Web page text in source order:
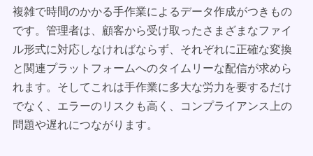
複雑で時間のかかる手作業によるデータ作成がつきもの
です。管理者は、顧客から受け取ったさまざまなファイ
ル形式に対応しなければならず、それぞれに正確な変換
と関連プラットフォームへのタイムリーな配信が求めら
れます。そしてこれは手作業に多大な労力を要するだけ
でなく、エラーのリスクも高く、コンプライアンス上の
問題や遅れにつながります。